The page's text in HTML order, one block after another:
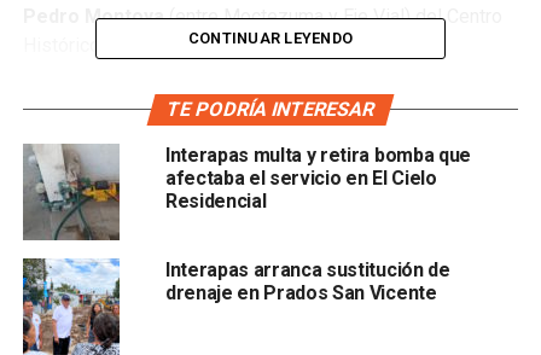
Pedro Montoya(entre Moctezuma y Eje Vial) del Centro
Esta intervención no solo contempla la renovación de
metros lineales del sistema de alcantarillado
sanitario,
sino también acciones en lared hidráulica
para mejorar el servicio de agua potable.
Como parte de la obra, se realiza la conexión de un nuevo
tubo de 4 pulgadas en la esquina de Pedro Montoya y
Eje Vial
CONTINUAR LEYENDO
TE PODRÍA INTERESAR
Interapas multa y retira bomba que
afectaba el servicio en El Cielo
Residencial
Interapas arranca sustitución de
drenaje en Prados San Vicente